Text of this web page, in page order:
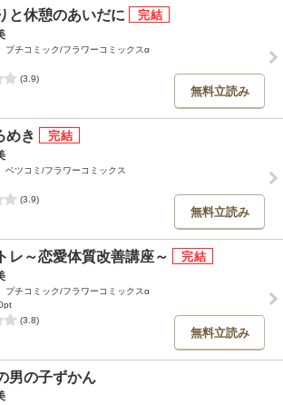
と休憩のあいだに
プチコミック/フラワーコミックスα
(3.9)
無料立読み
めき
ベツコミ/フラワーコミックス
(3.9)
無料立読み
レ～恋愛体質改善講座～
プチコミック/フラワーコミックスα
(3.8)
無料立読み
男の子ずかん